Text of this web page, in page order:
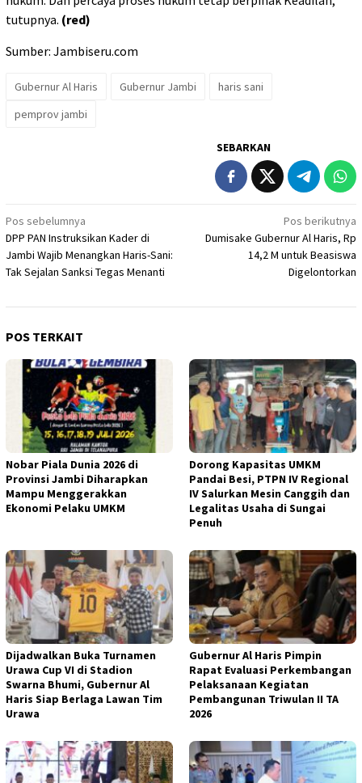
tutupnya. (red)
Sumber: Jambiseru.com
Gubernur Al Haris Gubernur Jambi
haris sani
pemprov jambi
SEBARKAN
Navigasi
pos
Pos sebelumnya
DPP PAN Instruksikan Kader di
Jambi Wajib Menangkan Haris-Sani:
Tak Sejalan Sanksi Tegas Menanti
Pos berikutnya
Dumisake Gubernur Al Haris, Rp
14,2 M untuk Beasiswa
Digelontorkan
POS TERKAIT
Nobar Piala Dunia 2026 di
Provinsi Jambi Diharapkan
Mampu Menggerakkan
Ekonomi Pelaku UMKM
Dorong Kapasitas UMKM
Pandai Besi, PTPN IV Regional
IV Salurkan Mesin Canggih dan
Legalitas Usaha di Sungai
Penuh
Dijadwalkan Buka Turnamen
Urawa Cup VI di Stadion
Swarna Bhumi, Gubernur Al
Haris Siap Berlaga Lawan Tim
Urawa
Gubernur Al Haris Pimpin
Rapat Evaluasi Perkembangan
Pelaksanaan Kegiatan
Pembangunan Triwulan II TA
2026